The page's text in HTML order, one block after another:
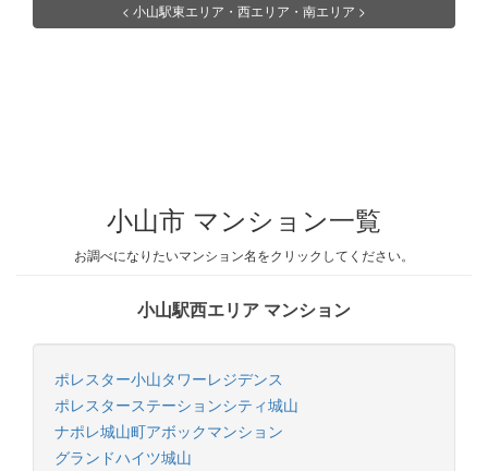
< 小山駅東エリア・西エリア・南エリア >
小山市 マンション一覧
お調べになりたいマンション名をクリックしてください。
小山駅西エリア マンション
ポレスター小山タワーレジデンス
ポレスターステーションシティ城山
ナポレ城山町アボックマンション
グランドハイツ城山